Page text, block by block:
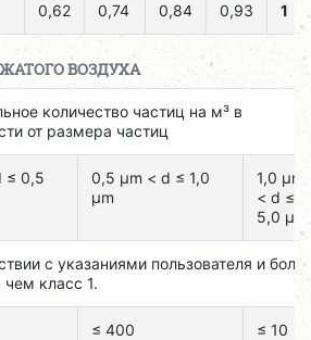
0,62 0,74 0,84 0,93 1
ВОЗДУХА
количество частиц на м³ в
от размера частиц
≤ 0,5
0,5 μm < d ≤ 1,0
μm
1,0 μm
< d ≤
5,0 μm
с указаниями пользователя и
чем класс 1.
≤ 400 ≤ 10